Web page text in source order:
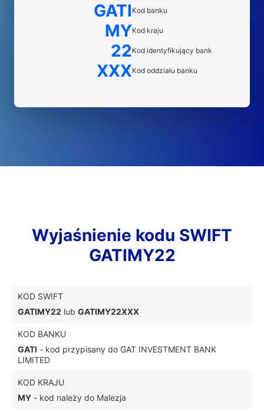
GATI Kod banku
MYKod kraju
22Kod identyfikujący bank
XXXKod oddziału banku
Wyjaśnienie kodu SWIFT
GATIMY22
KOD SWIFT
GATIMY22 lub GATIMY22XXX
KOD BANKU
GATI - kod przypisany do GAT INVESTMENT BANK
LIMITED
KOD KRAJU
MY - kod należy do Malezja